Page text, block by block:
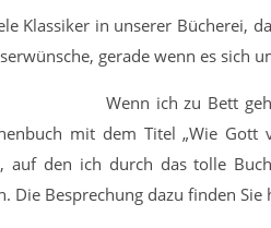
Klassiker in unserer Bücherei,
gerade wenn es sich
Wenn ich zu Bett
mit dem Titel „Wie
auf den ich durch das tolle
Die Besprechung dazu finden Sie